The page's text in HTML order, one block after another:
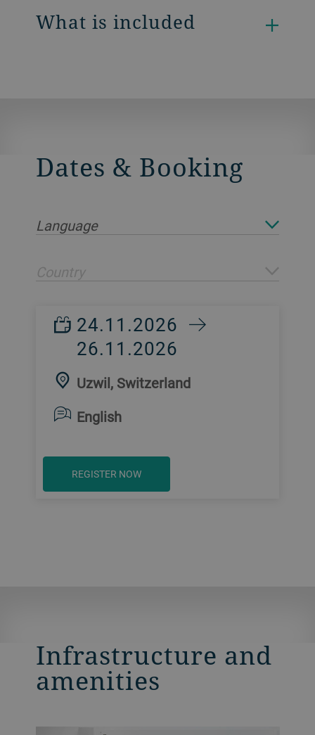
What is included
Dates & Booking
Language
Country
24.11.2026
26.11.2026
Uzwil, Switzerland
English
REGISTER NOW
Infrastructure and
amenities